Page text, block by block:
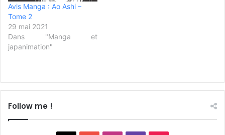
Avis Manga : Ao Ashi –
Tome 2
29 mai 2021
Dans "Manga et
japanimation"
Follow me !